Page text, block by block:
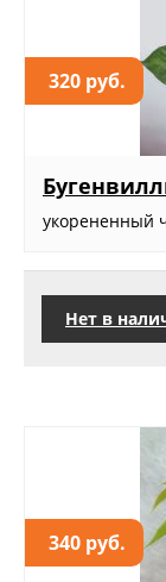
320 руб.
укорененный
Нет в
340 руб.